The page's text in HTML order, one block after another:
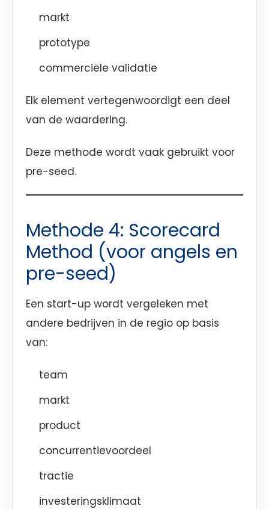
markt
prototype
commerciële validatie
Elk element vertegenwoordigt een deel
van de waardering.
Deze methode wordt vaak gebruikt voor
pre-seed.
Methode 4: Scorecard
Method (voor angels en
pre-seed)
Een start-up wordt vergeleken met
andere bedrijven in de regio op basis
van:
team
markt
product
concurrentievoordeel
tractie
investeringsklimaat